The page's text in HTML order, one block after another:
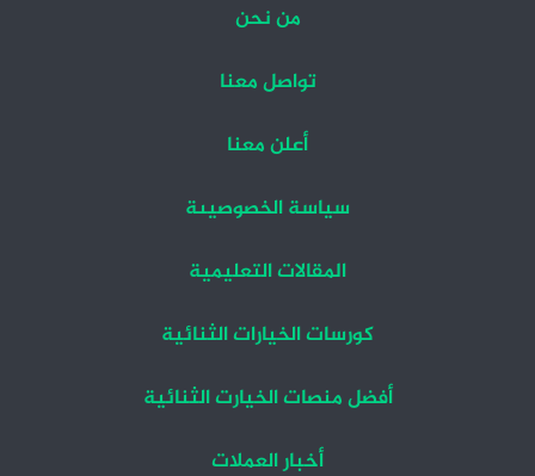
من نحن
تواصل معنا
أعلن معنا
سياسة الخصوصيىة
المقالات التعليمية
كورسات الخيارات الثنائية
أفضل منصات الخيارت الثنائية
أخبار العملات